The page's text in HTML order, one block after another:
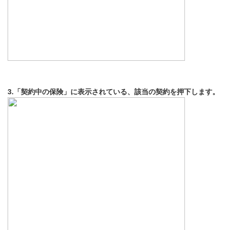
3.「契約中の保険」に表示されている、該当の契約を押下します。